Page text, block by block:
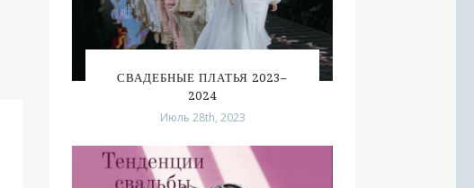
СВАДЕБНЫЕ ПЛАТЬЯ 2023–
2024
Июль 28th, 2023